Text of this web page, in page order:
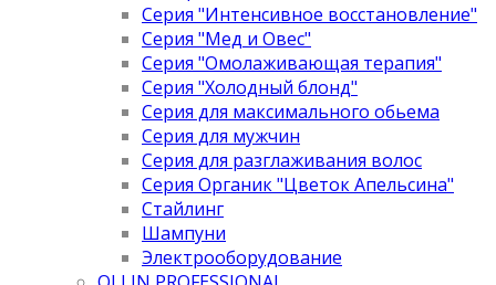
Серия "Интенсивное восстановление"
Серия "Мед и Овес"
Серия "Омолаживающая терапия"
Серия "Холодный блонд"
Серия для максимального обьема
Серия для мужчин
Серия для разглаживания волос
Серия Органик "Цветок Апельсина"
Стайлинг
Шампуни
Электрооборудование